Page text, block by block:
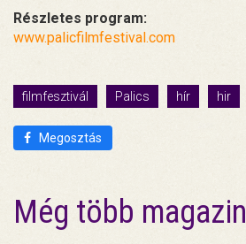
Részletes program:
www.palicfilmfestival.com
filmfesztivál Palics hír hir
Megosztás
Még több magazin